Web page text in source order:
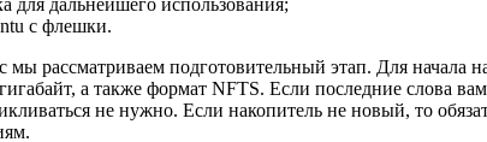
для дальнейшего использования;
с флешки.
мы рассматриваем подготовительный этап. Для
а также формат NFTS. Если последние слова
не нужно. Если накопитель не новый, то